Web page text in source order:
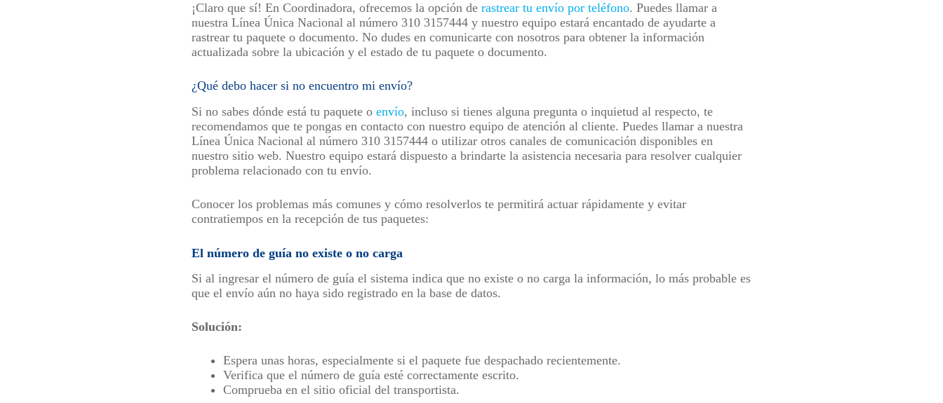
¡Claro que sí! En Coordinadora, ofrecemos la opción de rastrear tu envío por teléfono. Puedes llamar a
nuestra Línea Única Nacional al número 310 3157444 y nuestro equipo estará encantado de ayudarte a
rastrear tu paquete o documento. No dudes en comunicarte con nosotros para obtener la información
actualizada sobre la ubicación y el estado de tu paquete o documento.
¿Qué debo hacer si no encuentro mi envío?
Si no sabes dónde está tu paquete o envío, incluso si tienes alguna pregunta o inquietud al respecto, te
recomendamos que te pongas en contacto con nuestro equipo de atención al cliente. Puedes llamar a nuestra
Línea Única Nacional al número 310 3157444 o utilizar otros canales de comunicación disponibles en
nuestro sitio web. Nuestro equipo estará dispuesto a brindarte la asistencia necesaria para resolver cualquier
problema relacionado con tu envío.
Conocer los problemas más comunes y cómo resolverlos te permitirá actuar rápidamente y evitar
contratiempos en la recepción de tus paquetes:
El número de guía no existe o no carga
Si al ingresar el número de guía el sistema indica que no existe o no carga la información, lo más probable es
que el envío aún no haya sido registrado en la base de datos.
Solución:
Espera unas horas, especialmente si el paquete fue despachado recientemente.
Verifica que el número de guía esté correctamente escrito.
Comprueba en el sitio oficial del transportista.